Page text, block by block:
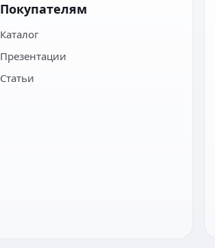
Покупателям
Каталог
Презентации
Статьи